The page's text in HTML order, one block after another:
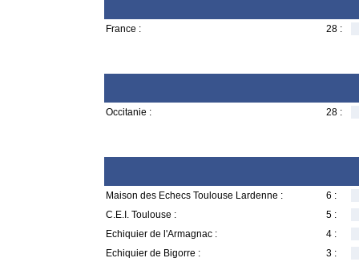
France : 28 :
Occitanie : 28 :
Maison des Echecs Toulouse Lardenne :
6 :
C.E.I. Toulouse :
5 :
Echiquier de l'Armagnac :
4 :
Echiquier de Bigorre :
3 :